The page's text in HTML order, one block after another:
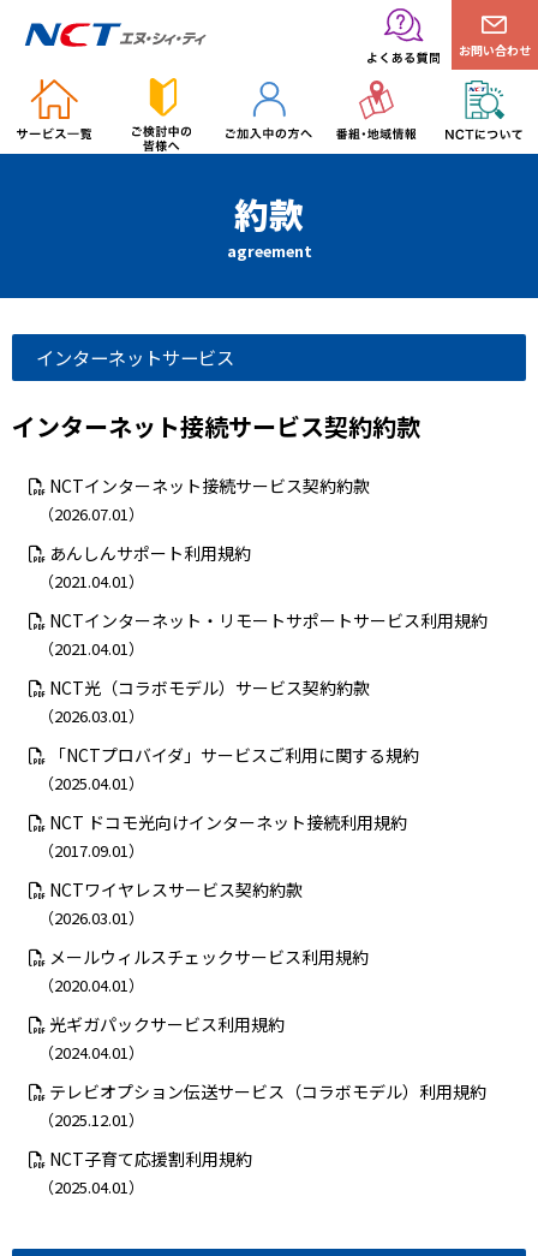
お問い合わせ
約款
agreement
インターネットサービス
インターネット接続サービス契約約款
NCTインターネット接続サービス契約約款
（2026.07.01）
あんしんサポート利用規約
（2021.04.01）
NCTインターネット・リモートサポートサービス利用規約
（2021.04.01）
NCT光（コラボモデル）サービス契約約款
（2026.03.01）
「NCTプロバイダ」サービスご利用に関する規約
（2025.04.01）
NCT ドコモ光向けインターネット接続利用規約
（2017.09.01）
NCTワイヤレスサービス契約約款
（2026.03.01）
メールウィルスチェックサービス利用規約
（2020.04.01）
光ギガパックサービス利用規約
（2024.04.01）
テレビオプション伝送サービス（コラボモデル）利用規約
（2025.12.01）
NCT子育て応援割利用規約
（2025.04.01）